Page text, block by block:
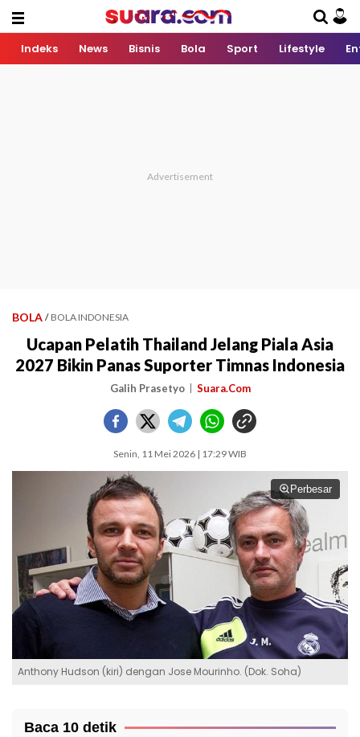
Indeks News Bisnis Bola Sport Lifestyle
BOLA / BOLA INDONESIA
Ucapan Pelatih Thailand Jelang Piala Asia
2027 Bikin Panas Suporter Timnas Indonesia
Galih Prasetyo Suara.Com
Senin, 11 Mei 2026 | 17:29 WIB
Perbesar
Anthony Hudson (kiri) dengan Jose Mourinho. (Dok. Soha)
Baca 10 detik